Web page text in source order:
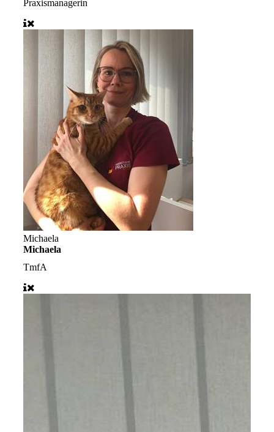
Praxismanagerin
Michaela
Michaela
TmfA